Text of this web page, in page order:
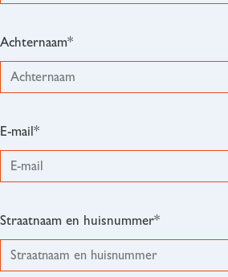
Achternaam*
E-mail*
Straatnaam en huisnummer*